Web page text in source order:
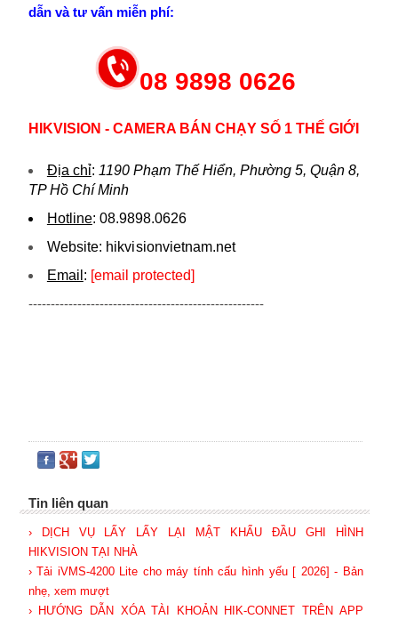
dẫn và tư vấn miễn phí:
08 9898 0626
HIKVISION - CAMERA BÁN CHẠY SỐ 1 THẾ GIỚI
Địa chỉ: 1190 Phạm Thế Hiển, Phường 5, Quận 8,
TP Hồ Chí Minh
Hotline: 08.9898.0626
Website: hikvi sionvietnam.net
Email : [email protected]
-----------------------------------------------------
Tin liên quan
› DỊCH VỤ LẤY LẤY LẠI MẬT KHẨU ĐẦU GHI HÌNH
HIKVISION TẠI NHÀ
› Tải iVMS-4200 Lite cho máy tính cấu hình yếu [ 2026] - Bản
nhẹ, xem mượt
› HƯỚNG DẪN XÓA TÀI KHOẢN HIK-CONNET TRÊN APP